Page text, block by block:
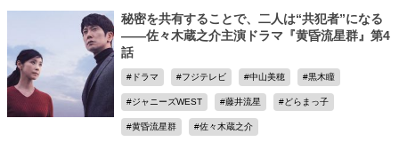
秘密を共有することで、二人は“共犯者”になる
――佐々木蔵之介主演ドラマ『黄昏流星群』第4
話
ドラマ フジテレビ 中山美穂 黒木瞳
ジャニーズWEST 藤井流星 どらまっ子
黄昏流星群 佐々木蔵之介